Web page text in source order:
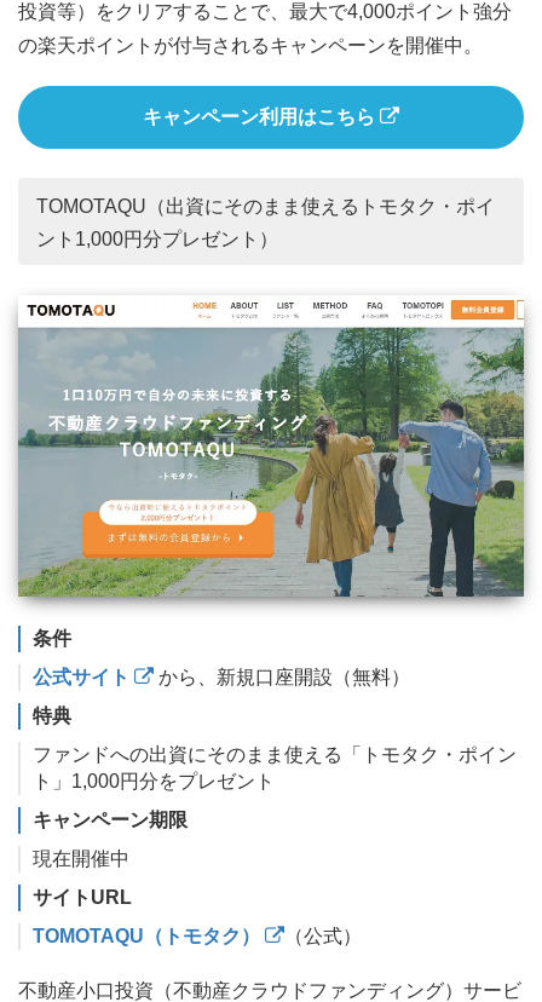
投資等）をクリアすることで、最大で4,000ポイント強分
の楽天ポイントが付与されるキャンペーンを開催中。
キャンペーン利用はこちら
TOMOTAQU（出資にそのまま使えるトモタク・ポイ
ント1,000円分プレゼント）
条件
公式サイト
から、新規口座開設（無料）
特典
ファンドへの出資にそのまま使える「トモタク・ポイン
ト」1,000円分をプレゼント
キャンペーン期限
現在開催中
サイトURL
TOMOTAQU（トモタク）
（公式）
不動産小口投資（不動産クラウドファンディング）サービ